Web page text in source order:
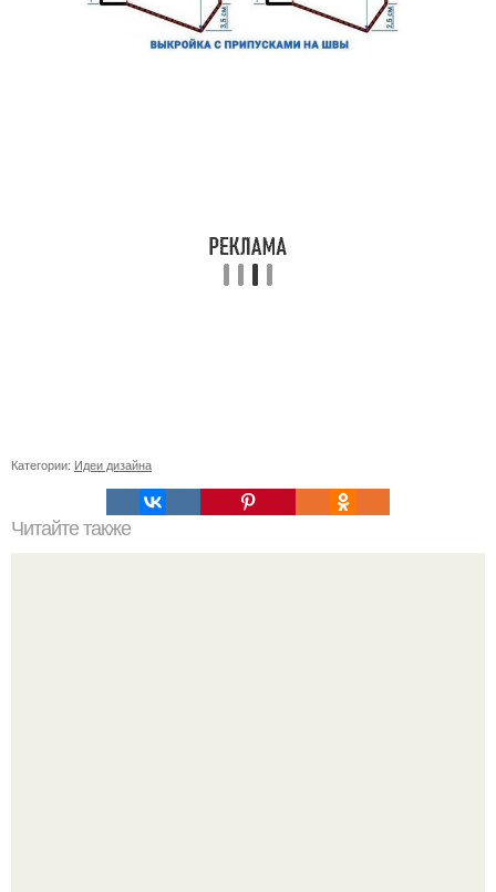
Категории: Идеи дизайна
Читайте также